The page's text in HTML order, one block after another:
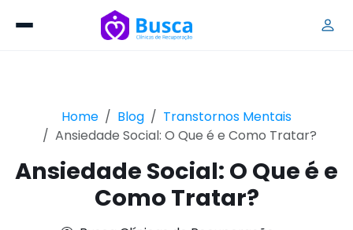
Home Blog
Transtornos Mentais
Ansiedade Social: O Que é e Como Tratar?
Ansiedade Social: O Que é e
Como Tratar?